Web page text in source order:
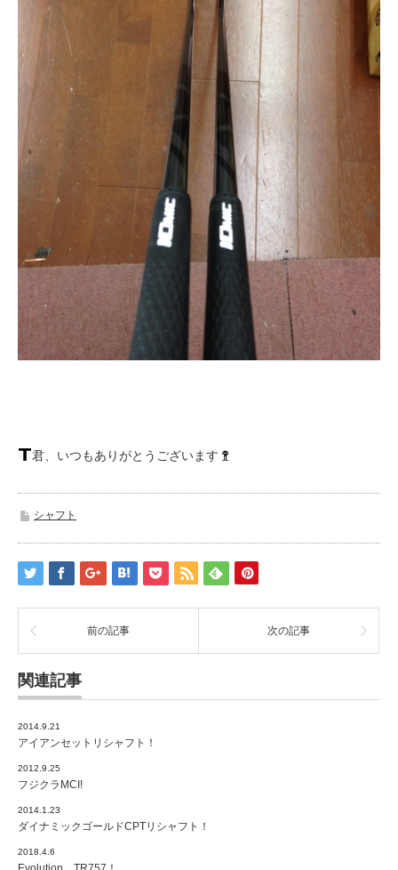
君、いつもありがとうございます
シャフト
前の記事 次の記事
関連記事
2014.9.21
アイアンセットリシャフト！
2012.9.25
フジクラMCI!
2014.1.23
ダイナミックゴールドCPTリシャフト！
2018.4.6